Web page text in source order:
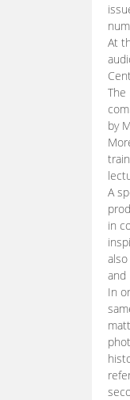
At
The
by
A
in
and
In